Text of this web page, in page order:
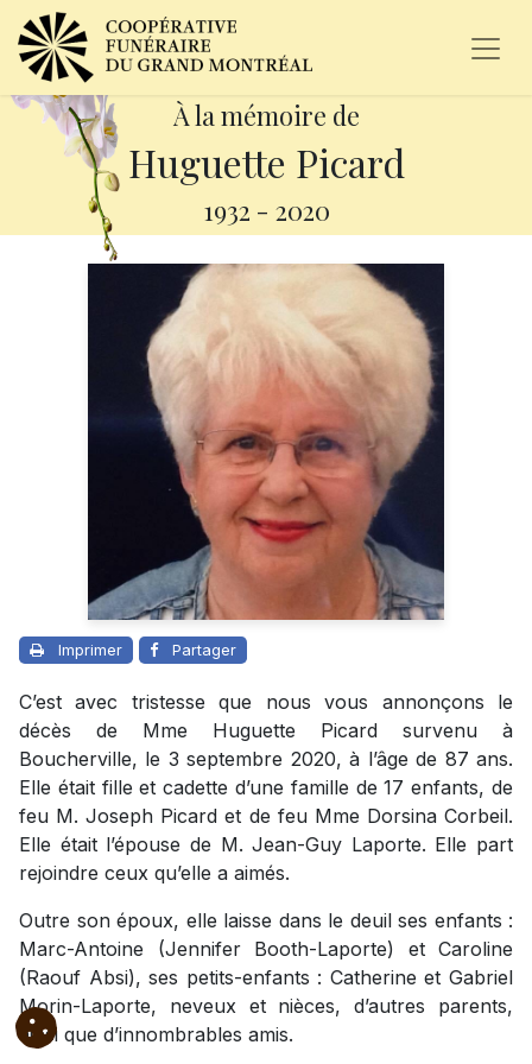
À la mémoire de
Huguette Picard
1932 - 2020
Imprimer Partager
C’est avec tristesse que nous vous annonçons le
décès de Mme Huguette Picard survenu à
Boucherville, le 3 septembre 2020, à l’âge de 87 ans.
Elle était fille et cadette d’une famille de 17 enfants, de
feu M. Joseph Picard et de feu Mme Dorsina Corbeil.
Elle était l’épouse de M. Jean-Guy Laporte. Elle part
rejoindre ceux qu’elle a aimés.
Outre son époux, elle laisse dans le deuil ses enfants :
Marc-Antoine (Jennifer Booth-Laporte) et Caroline
(Raouf Absi), ses petits-enfants : Catherine et Gabriel
Morin-Laporte, neveux et nièces, d’autres parents,
ainsi que d’innombrables amis.